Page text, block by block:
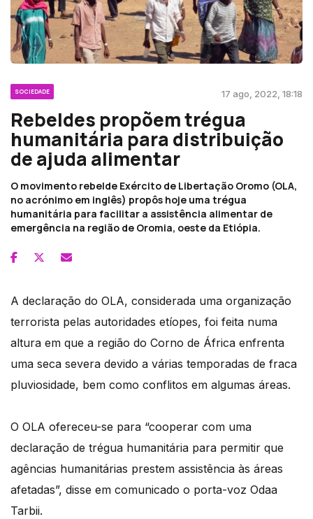
SOCIEDADE 17 ago, 2022, 18:18
Rebeldes propõem trégua
humanitária para distribuição
de ajuda alimentar
O movimento rebelde Exército de Libertação Oromo (OLA,
no acrónimo em inglês) propôs hoje uma trégua
humanitária para facilitar a assistência alimentar de
emergência na região de Oromia, oeste da Etiópia.
A declaração do OLA, considerada uma organização
terrorista pelas autoridades etíopes, foi feita numa
altura em que a região do Corno de África enfrenta
uma seca severa devido a várias temporadas de fraca
pluviosidade, bem como conflitos em algumas áreas.
O OLA ofereceu-se para “cooperar com uma
declaração de trégua humanitária para permitir que
agências humanitárias prestem assistência às áreas
afetadas”, disse em comunicado o porta-voz Odaa
Tarbii.